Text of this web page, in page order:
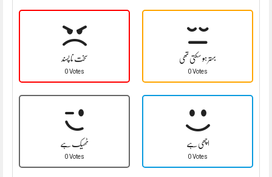
سخت نا پسند
0 Votes
بہتر ہو سکتی تھی
0 Votes
ٹھیک ہے
0 Votes
اچھی ہے
0 Votes